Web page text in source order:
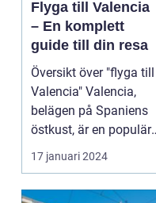
Flyga till Valencia
– En komplett
guide till din resa
Översikt över "flyga till
Valencia" Valencia,
belägen på Spaniens
östkust, är en populär
destinatio...
17 januari 2024